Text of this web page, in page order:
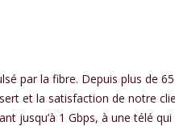
par la fibre. Depuis plus de
et la satisfaction de notre
jusqu’à 1 Gbps, à une télé